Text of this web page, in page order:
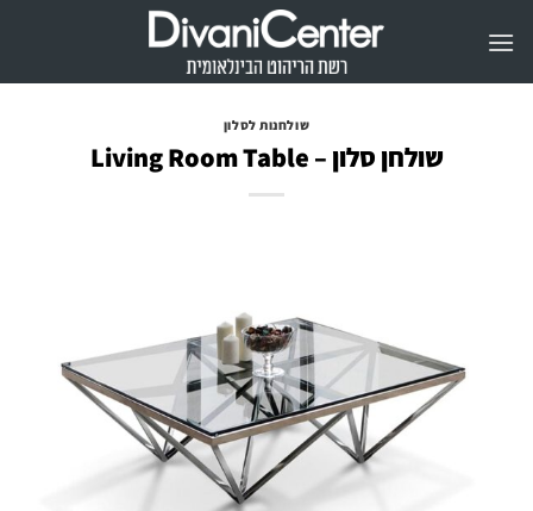
שולחנות לסלון
שולחן סלון – Living Room Table